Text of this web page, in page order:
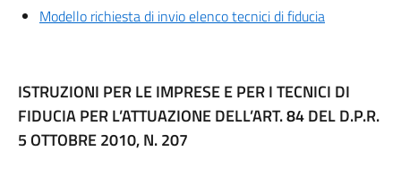
Modello richiesta di invio elenco tecnici di fiducia
ISTRUZIONI PER LE IMPRESE E PER I TECNICI DI
FIDUCIA PER L’ATTUAZIONE DELL’ART. 84 DEL D.P.R.
5 OTTOBRE 2010, N. 207